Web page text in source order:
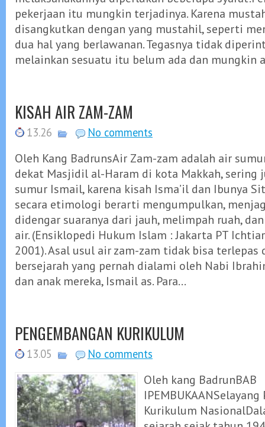
pekerjaan itu mungkin terjadinya. Karena
disangkutkan dengan yang mustahil, seperti
dua hal yang berlawanan. Tegasnya tidak
melainkan sesuatu itu belum ada dan mungkin
KISAH AIR ZAM-ZAM
13.26 No comments
Oleh Kang BadrunsAir Zam-zam adalah air
dekat Masjidil al-Haram di kota Makkah, sering
sumur Ismail, karena kisah Isma’il dan Ibunya
secara etimologi berarti mengumpulkan,
didengar suaranya dari jauh, melimpah ruah,
air. (Ensiklopedi Hukum Islam : Jakarta PT
2001). Asal usul air zam-zam tidak bisa
bersejarah yang pernah dialami oleh Nabi
dan anak mereka, Ismail as. Para...
PENGEMBANGAN KURIKULUM
13.05 No comments
Oleh kang BadrunBAB
Kurikulum